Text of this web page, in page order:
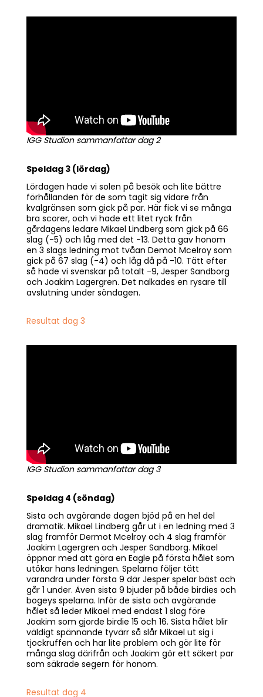
IGG Studion sammanfattar dag 2
Speldag 3 (lördag)
Lördagen hade vi solen på besök och lite bättre
förhållanden för de som tagit sig vidare från
kvalgränsen som gick på par. Här fick vi se många
bra scorer, och vi hade ett litet ryck från
gårdagens ledare Mikael Lindberg som gick på 66
slag (-5) och låg med det -13. Detta gav honom
en 3 slags ledning mot tvåan Demot Mcelroy som
gick på 67 slag (-4) och låg då på -10. Tätt efter
så hade vi svenskar på totalt -9, Jesper Sandborg
och Joakim Lagergren. Det nalkades en rysare till
avslutning under söndagen.
Resultat dag 3
IGG Studion sammanfattar dag 3
Speldag 4 (söndag)
Sista och avgörande dagen bjöd på en hel del
dramatik. Mikael Lindberg går ut i en ledning med 3
slag framför Dermot Mcelroy och 4 slag framför
Joakim Lagergren och Jesper Sandborg. Mikael
öppnar med att göra en Eagle på första hålet som
utökar hans ledningen. Spelarna följer tätt
varandra under första 9 där Jesper spelar bäst och
går 1 under. Även sista 9 bjuder på både birdies och
bogeys spelarna. Inför de sista och avgörande
hålet så leder Mikael med endast 1 slag före
Joakim som gjorde birdie 15 och 16. Sista hålet blir
väldigt spännande tyvärr så slår Mikael ut sig i
tjockruffen och har lite problem och gör lite för
många slag därifrån och Joakim gör ett säkert par
som säkrade segern för honom.
Resultat dag 4